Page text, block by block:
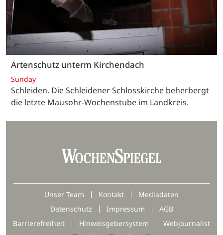
Artenschutz unterm Kirchendach
Sunday
Schleiden. Die Schleidener Schlosskirche beherbergt
die letzte Mausohr-Wochenstube im Landkreis.
Unser Team Kontakt
Mediadaten
Datenschutz
Impressum
AGB
Barrierefreiheit
Hinweisgebersystem Webjournalist